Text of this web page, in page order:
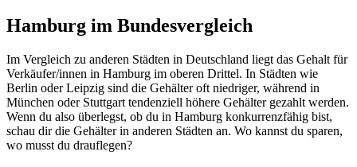
Hamburg im Bundesvergleich
Im Vergleich zu anderen Städten in Deutschland liegt das Gehalt für
Verkäufer/innen in Hamburg im oberen Drittel. In Städten wie
Berlin oder Leipzig sind die Gehälter oft niedriger, während in
München oder Stuttgart tendenziell höhere Gehälter gezahlt werden.
Wenn du also überlegst, ob du in Hamburg konkurrenzfähig bist,
schau dir die Gehälter in anderen Städten an. Wo kannst du sparen,
wo musst du drauflegen?